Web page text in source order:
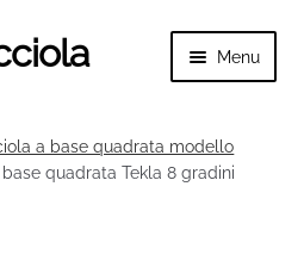
Menu
a base quadrata modello
quadrata Tekla 8 gradini